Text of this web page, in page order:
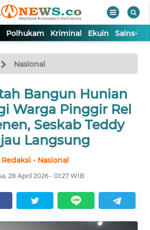
Polhukam Kriminal Ekuin Sains-
Nasional
Bangun Hunian
Warga Pinggir Rel
Seskab Teddy
Langsung
Redaksi - Nasional
28 April 2026 - 01:27 WIB